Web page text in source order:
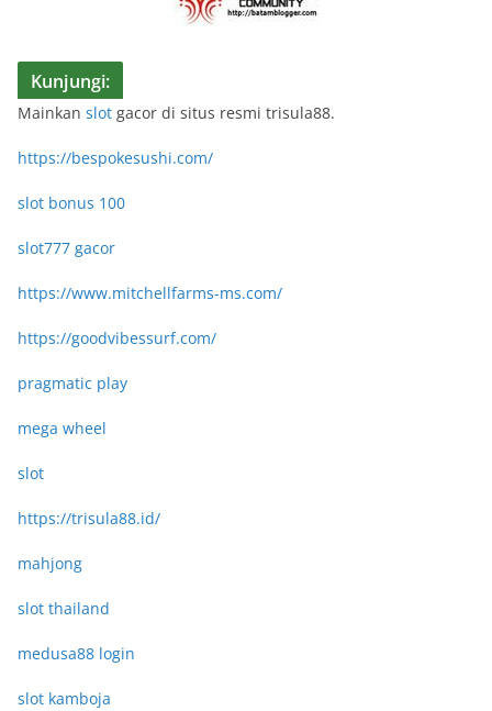
Kunjungi:
Mainkan slot gacor di situs resmi trisula88.
https://bespokesushi.com/
slot bonus 100
slot777 gacor
https://www.mitchellfarms-ms.com/
https://goodvibessurf.com/
pragmatic play
mega wheel
slot
https://trisula88.id/
mahjong
slot thailand
medusa88 login
slot kamboja